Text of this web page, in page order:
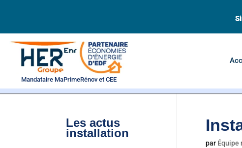
Mandataire MaPrimeRénov et CEE
par Équipe
Les actus
installation